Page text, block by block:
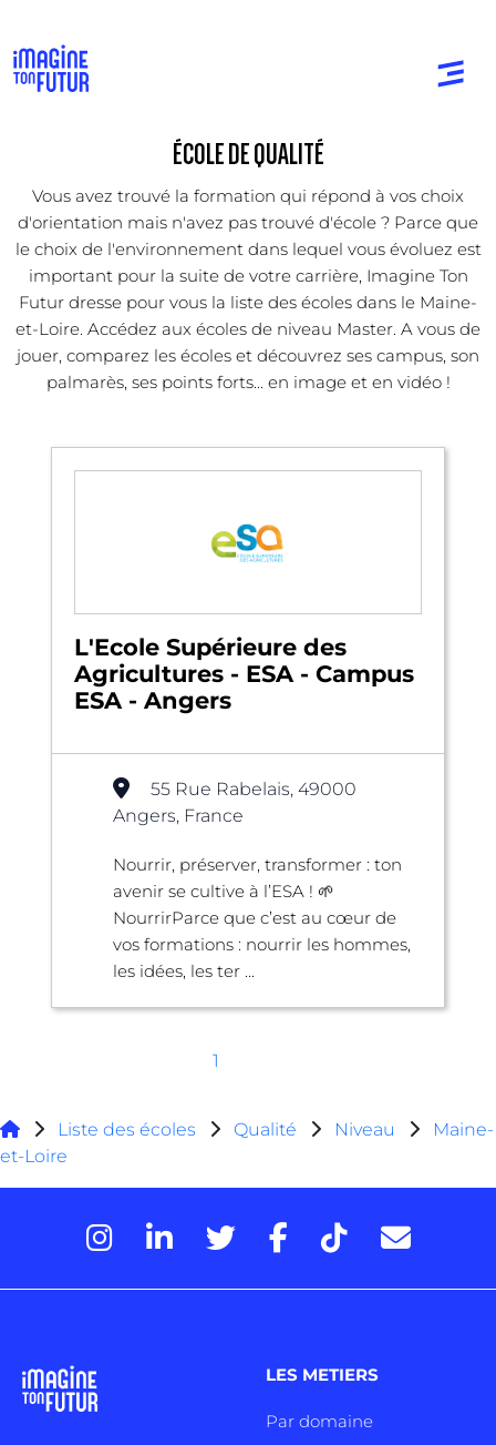
ÉCOLE DE QUALITÉ
Vous avez trouvé la formation qui répond à vos choix
d'orientation mais n'avez pas trouvé d'école ? Parce que
le choix de l'environnement dans lequel vous évoluez est
important pour la suite de votre carrière, Imagine Ton
Futur dresse pour vous la liste des écoles dans le Maine-
et-Loire. Accédez aux écoles de niveau Master. A vous de
jouer, comparez les écoles et découvrez ses campus, son
palmarès, ses points forts... en image et en vidéo !
L'Ecole Supérieure des
Agricultures - ESA - Campus
ESA - Angers
55 Rue Rabelais, 49000
Angers, France
Nourrir, préserver, transformer : ton
avenir se cultive à l’ESA ! 🌱
NourrirParce que c’est au cœur de
vos formations : nourrir les hommes,
les idées, les ter ...
1
Liste des écoles Qualité Niveau
Maine-
et-Loire
LES METIERS
Par domaine